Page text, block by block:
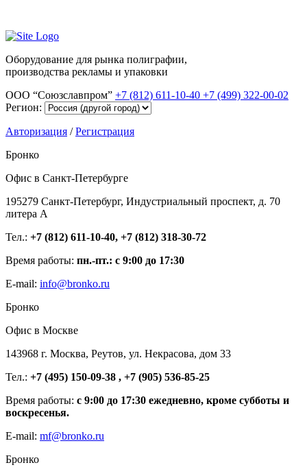
Оборудование для рынка полиграфии,
производства рекламы и упаковки
ООО “Союзславпром” +7 (812) 611-10-40 +7 (499) 322-00-02
Регион:
Авторизация /Регистрация
Бронко
Офис в Санкт-Петербурге
195279 Санкт-Петербург, Индустриальный проспект, д. 70
литера А
Тел.: +7 (812) 611-10-40, +7 (812) 318-30-72
Время работы: пн.-пт.: с 9:00 до 17:30
E-mail: info@bronko.ru
Бронко
Офис в Москве
143968 г. Москва, Реутов, ул. Некрасова, дом 33
Тел.: +7 (495) 150-09-38 , +7 (905) 536-85-25
Время работы: с 9:00 до 17:30 ежедневно, кроме субботы и
воскресенья.
E-mail: mf@bronko.ru
Бронко